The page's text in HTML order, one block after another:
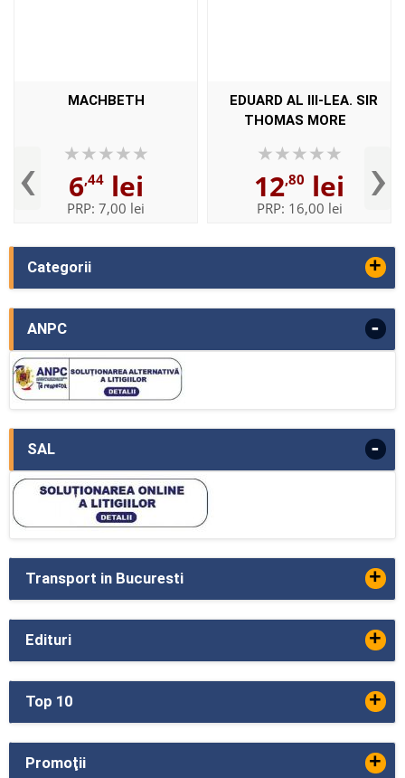
Categorii +
ANPC -
SAL -
‹
MACHBETH
6,44lei
PRP: 7,00 lei
EDUARD AL III-LEA. SIR
THOMAS MORE
12,80 lei
PRP: 16,00 lei ›
Transport in Bucuresti +
Edituri +
Top 10 +
Promoţii +